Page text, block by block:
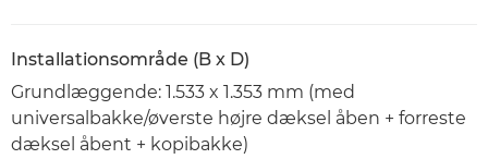
Installationsområde (B x D)
Grundlæggende: 1.533 x 1.353 mm (med
universalbakke/øverste højre dæksel åben + forreste
dæksel åbent + kopibakke)